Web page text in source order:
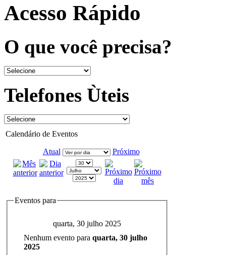
Acesso Rápido
O que você precisa?
Telefones Ùteis
Calendário de Eventos
Atual Próximo
Eventos para
quarta, 30 julho 2025
Nenhum evento para quarta, 30 julho
2025